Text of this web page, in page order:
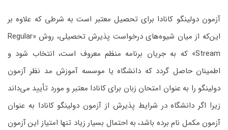
آزمون دولینگو کانادا برای تحصیل معتبر است به شرطی که علاوه بر
این‌که از میان شیوه‌های درخواست پذیرش تحصیلی، روش «Regular
Stream» که به جریان برنامه منظم معروف است، انتخاب شود و
اطمینان حاصل گردد که دانشگاه یا موسسه آموزش مد نظر آزمون
دولینگو را به عنوان امتحان زبان برای کانادا معتبر و مورد تأیید می‌داند
زیرا اگر دانشگاه در شرایط پذیرش از آزمون دولینگو کانادا به عنوان
آزمون مکمل نام برده باشد، به احتمال بسیار زیاد تنها امتیاز این آزمون